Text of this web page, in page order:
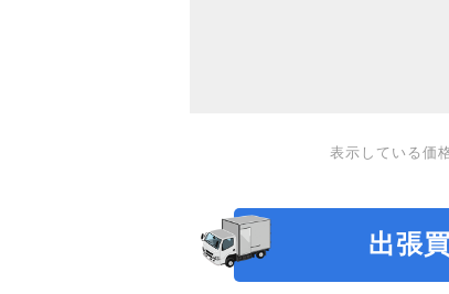
表示している価
出張